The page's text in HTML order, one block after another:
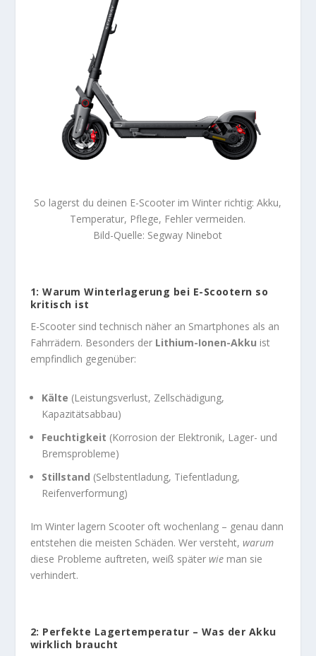
So lagerst du deinen E-Scooter im Winter richtig: Akku,
Temperatur, Pflege, Fehler vermeiden.
Bild-Quelle: Segway Ninebot
1: Warum Winterlagerung bei E-Scootern so
kritisch ist
E-Scooter sind technisch näher an Smartphones als an
Fahrrädern. Besonders der Lithium-Ionen-Akku ist
empfindlich gegenüber:
Kälte (Leistungsverlust, Zellschädigung,
Kapazitätsabbau)
Feuchtigkeit (Korrosion der Elektronik, Lager- und
Bremsprobleme)
Stillstand (Selbstentladung, Tiefentladung,
Reifenverformung)
Im Winter lagern Scooter oft wochenlang – genau dann
entstehen die meisten Schäden. Wer versteht, warum
diese Probleme auftreten, weiß später wieman sie
verhindert.
2: Perfekte Lagertemperatur – Was der Akku
wirklich braucht